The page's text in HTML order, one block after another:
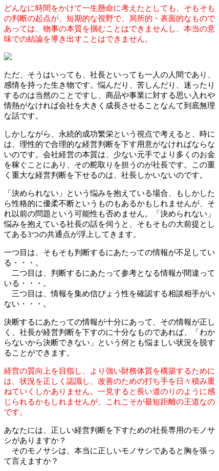
どんなに時間をかけて一生懸命に考えたとしても、そもそも
の判断の起点が、短期的な視野で、局所的・表面的なもので
あっては、物事の本質を掴むことはできませんし、本当の意
味での結論を導き出すことはできません。
ただ、そうはいっても、社長といっても一人の人間であり、
感情を持った生き物です。悩んだり、苦しんだり、迷ったり
するのは当然のことですし、商品や事業に対する思い入れや
情熱がなければ会社を大きく成長させることなんて到底無理
な話です。
しかしながら、永続的成功繁栄という視点で考えると、時に
は、理性的で合理的な経営判断を下す用意がなければならな
いのです。会社経営の本質は、少ない元手でより多くのお金
を稼ぐことにあり、その舵取りを担うのが社長です。この重
く重大な経営判断を下せるのは、社長しかいないのです。
「決められない」という悩みを抱えている場合、もしかした
ら性格的に優柔不断というものもあるかもしれませんが、そ
れ以前の問題という可能性も否めません。「決められない」
悩みを抱えている社長の話を伺うと、そもそもの大前提とし
てある3つの共通点が浮上してきます。
一つ目は、そもそも判断するにあたっての情報が不足してい
る・・・。
二つ目は、判断するにあたって参考となる情報が間違って
いる・・・。
三つ目は、情報を集め信ぴょう性を確認する相談相手がい
ない・・・。
決断するにあたっての情報が十分にあって、その情報が正し
く、社長が経営判断を下すのに十分なものであれば、「わか
らないから決断できない」という何とも悩ましい状況を脱す
ることができます。
経営の質向上を目指し、より強い財務体質を構築するために
は、状況を正しく認識し、改善のための打ち手を日々積み重
ねていくしかありません。一見すると長い道のりのように感
じられるかもしれませんが、これこそが最短距離の王道なの
です。
あなたには、正しい経営判断を下すための社長専用のモノサ
シがありますか？
そのモノサシは、本当に正しいモノサシであると胸を張っ
て言えますか？